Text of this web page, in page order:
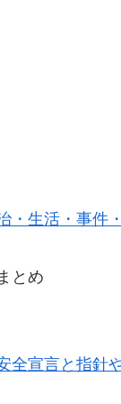
生活・事件・
とめ
全宣言と指針